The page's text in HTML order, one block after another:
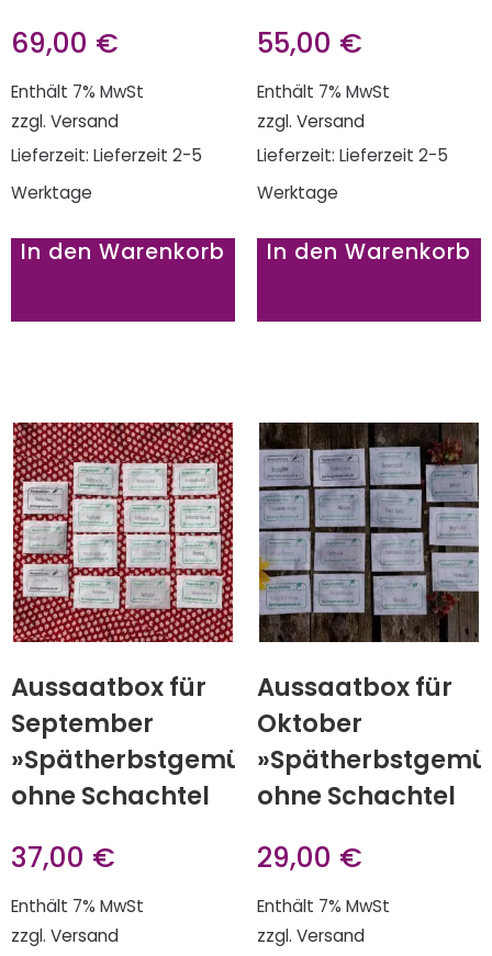
69,00 €
Enthält 7% MwSt
zzgl. Versand
Lieferzeit: Lieferzeit 2-5
Werktage
In den Warenkorb
55,00 €
Enthält 7% MwSt
zzgl. Versand
Lieferzeit: Lieferzeit 2-5
Werktage
In den Warenkorb
Aussaatbox für
September
»Spätherbstgemüse«
ohne Schachtel
37,00 €
Enthält 7% MwSt
zzgl. Versand
Aussaatbox für
Oktober
ohne Schachtel
29,00 €
Enthält 7% MwSt
zzgl. Versand